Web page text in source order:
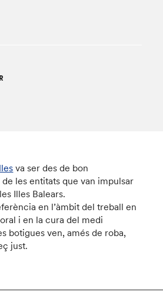
va ser des de bon
les entitats que van impulsar
Illes Balears.
en l’àmbit del treball en
i en la cura del medi
botigues ven, amés de roba,
just.